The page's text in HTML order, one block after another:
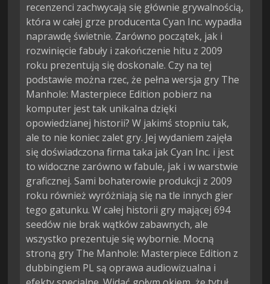
recenzenci zachwycają się głównie grywalnością,
która w całej grze producenta Cyan Inc. wypadła
naprawdę świetnie. Zarówno początek, jak i
rozwinięcie fabuły i zakończenie hitu z 2009
roku prezentują się doskonale. Czy na tej
podstawie można rzec, że pełna wersja gry The
Manhole: Masterpiece Edition pobierz na
komputer jest tak unikalna dzięki
opowiedzianej historii? W jakimś stopniu tak,
ale to nie koniec zalet gry. Jej wydaniem zajęła
się doświadczona firma taka jak Cyan Inc. i jest
to widoczne zarówno w fabule, jak i w warstwie
graficznej. Sami bohaterowie produkcji z 2009
roku również wyróżniają się na tle innych gier
tego gatunku. W całej historii gry mającej 694
seedów nie brak wątków zabawnych, ale
wszystko prezentuje się wybornie. Mocną
stroną gry The Manhole: Masterpiece Edition z
dubbingiem PL są oprawa audiowizualna i